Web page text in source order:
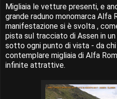
Migliaia le vetture presenti, e
grande raduno monomarca Alfa
manifestazione si è svolta ,
pista sul tracciato di Assen in
sotto ogni punto di vista - da
contemplare migliaia di Alfa
infinite attrattive.